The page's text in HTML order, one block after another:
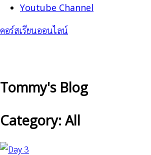
Youtube Channel
คอร์สเรียนออนไลน์
Tommy's Blog
Category: All